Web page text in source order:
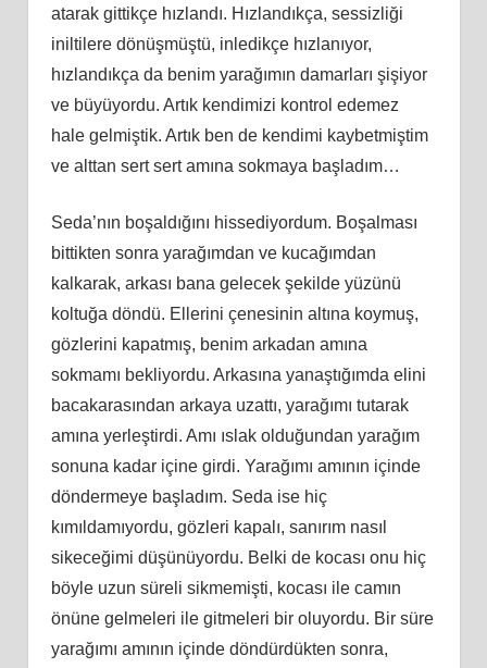
atarak gittikçe hızlandı. Hızlandıkça, sessizliği
iniltilere dönüşmüştü, inledikçe hızlanıyor,
hızlandıkça da benim yarağımın damarları şişiyor
ve büyüyordu. Artık kendimizi kontrol edemez
hale gelmiştik. Artık ben de kendimi kaybetmiştim
ve alttan sert sert amına sokmaya başladım…
Seda’nın boşaldığını hissediyordum. Boşalması
bittikten sonra yarağımdan ve kucağımdan
kalkarak, arkası bana gelecek şekilde yüzünü
koltuğa döndü. Ellerini çenesinin altına koymuş,
gözlerini kapatmış, benim arkadan amına
sokmamı bekliyordu. Arkasına yanaştığımda elini
bacakarasından arkaya uzattı, yarağımı tutarak
amına yerleştirdi. Amı ıslak olduğundan yarağım
sonuna kadar içine girdi. Yarağımı amının içinde
döndermeye başladım. Seda ise hiç
kımıldamıyordu, gözleri kapalı, sanırım nasıl
sikeceğimi düşünüyordu. Belki de kocası onu hiç
böyle uzun süreli sikmemişti, kocası ile camın
önüne gelmeleri ile gitmeleri bir oluyordu. Bir süre
yarağımı amının içinde döndürdükten sonra,